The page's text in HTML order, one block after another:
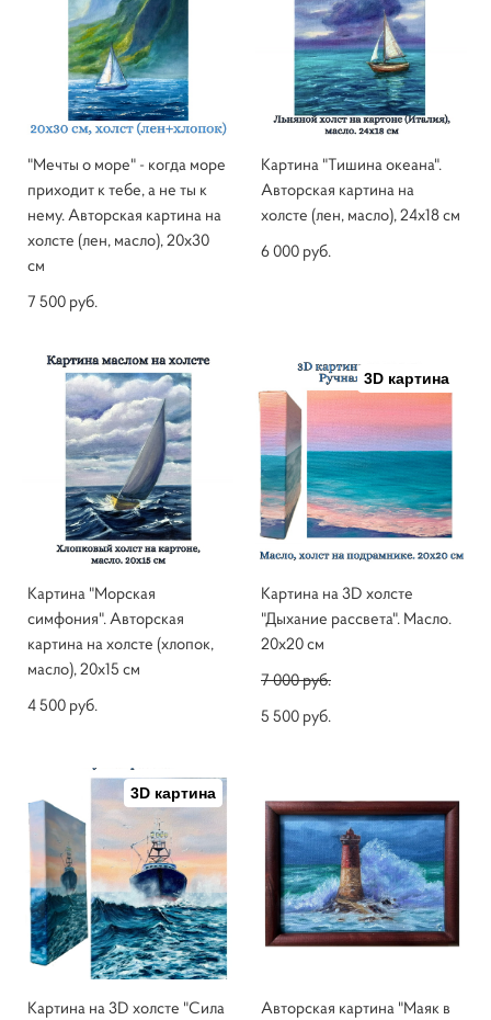
"Мечты о море" - когда море
приходит к тебе, а не ты к
нему. Авторская картина на
холсте (лен, масло), 20х30
см
7 500 pуб.
Картина "Тишина океана".
Авторская картина на
холсте (лен, масло), 24х18 см
6 000 pуб.
Картина "Морская
симфония". Авторская
картина на холсте (хлопок,
масло), 20х15 см
4 500 pуб.
3D картина
Картина на 3D холсте
"Дыхание рассвета". Масло.
20х20 см
7 000 pуб.
5 500 pуб.
3D картина
Картина на 3D холсте "Сила
Авторская картина "Маяк в